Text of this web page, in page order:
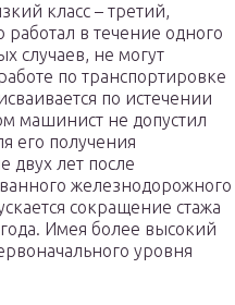
класс – третий,
в течение одного
случаев, не могут
по транспортировке
по истечении
машинист не допустил
его получения
двух лет после
железнодорожного
сокращение стажа
Имея более высокий
уровня